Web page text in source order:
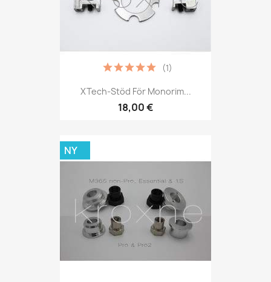
XTech-Stöd För Monorim...
18,00 €
(1)
NY